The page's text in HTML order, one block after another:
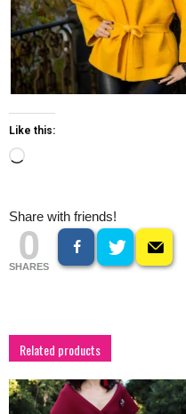
Like this:
Loading…
Share with friends!
0
SHARES
Related products